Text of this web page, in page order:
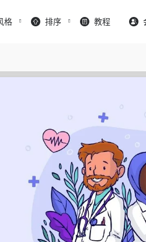
格 排序 教程